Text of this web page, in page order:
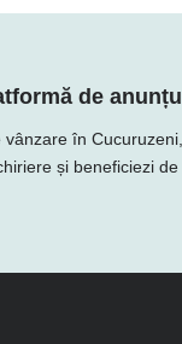
de
în
și beneficiezi